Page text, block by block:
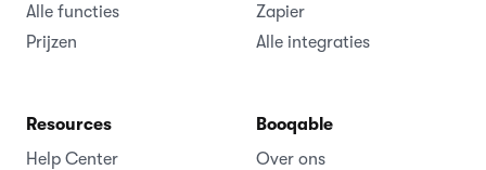
Alle functies
Prijzen
Zapier
Alle integraties
Resources
Help Center
Booqable
Over ons